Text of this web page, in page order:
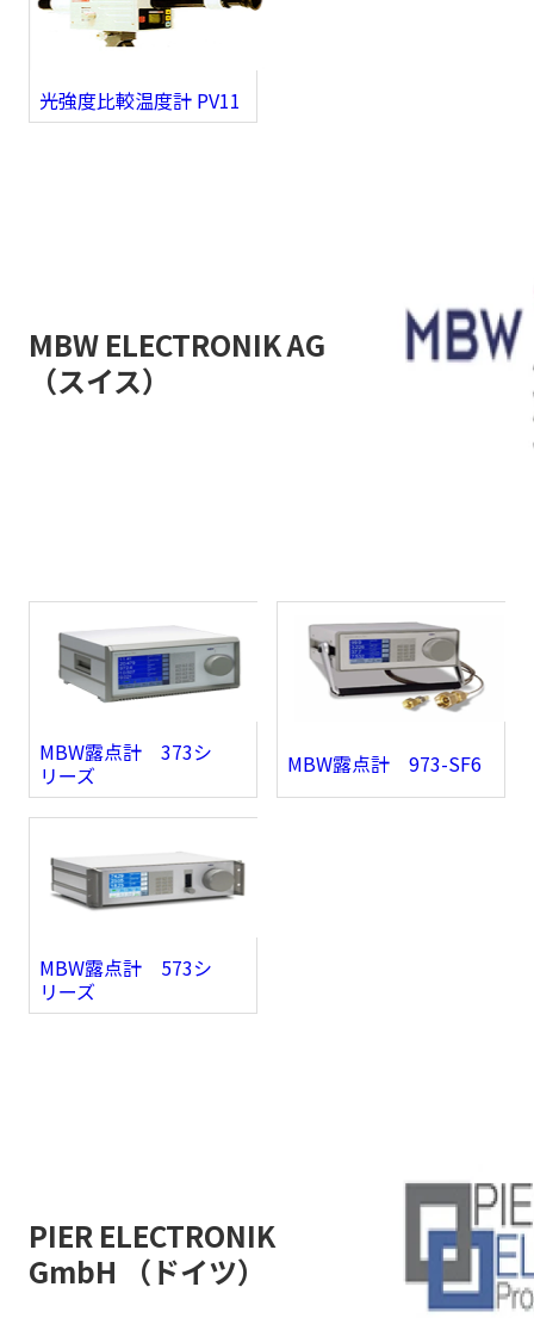
光強度比較温度計 PV11
MBW ELECTRONIK AG
（スイス）
MBW露点計 373シ
リーズ
MBW露点計 973-SF6
MBW露点計 573シ
リーズ
PIER ELECTRONIK
GmbH （ドイツ）